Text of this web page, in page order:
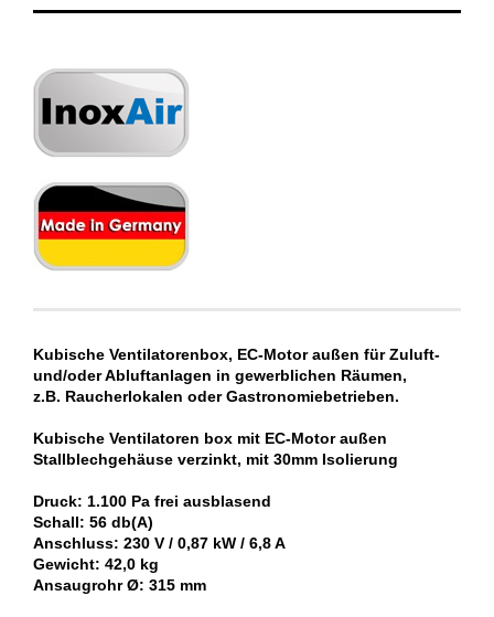
Kubische Ventilatorenbox, EC-Motor außen für Zuluft-
und/oder Abluftanlagen in gewerblichen Räumen,
z.B. Raucherlokalen oder Gastronomiebetrieben.
Kubische Ventilatoren box mit EC-Motor außen
Stallblechgehäuse verzinkt, mit 30mm Isolierung
Druck: 1.100 Pa frei ausblasend
Schall: 56 db(A)
Anschluss: 230 V / 0,87 kW / 6,8 A
Gewicht: 42,0 kg
Ansaugrohr Ø: 315 mm